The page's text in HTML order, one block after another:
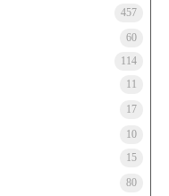
457
60
114
11
17
10
15
80